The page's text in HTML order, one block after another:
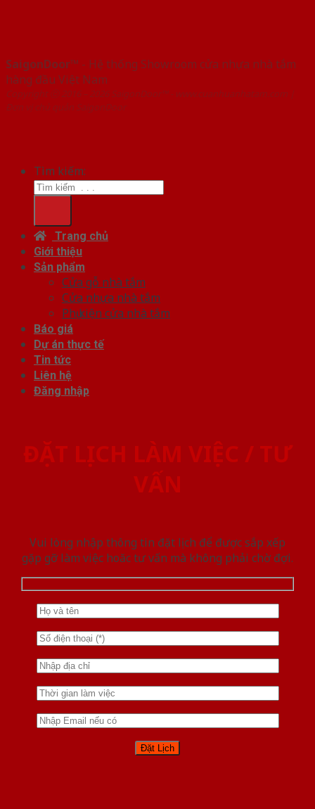
SaigonDoor™ - Hệ thống Showroom cửa nhựa nhà tắm
hàng đầu Việt Nam
Copyright ⓒ 2016 – 2026 SaigonDoor™ - www.cuanhuanhatam.com |
Đơn vị chủ quản SaigonDoor
Tìm kiếm:
Trang chủ
Giới thiệu
Sản phẩm
Cửa gỗ nhà tắm
Cửa nhựa nhà tắm
Phụ kiện cửa nhà tắm
Báo giá
Dự án thực tế
Tin tức
Liên hệ
Đăng nhập
ĐẶT LỊCH LÀM VIỆC / TƯ
VẤN
Vui lòng nhập thông tin đặt lịch để được sắp xếp
gặp gỡ làm việc hoăc tư vấn mà không phải chờ đợi.